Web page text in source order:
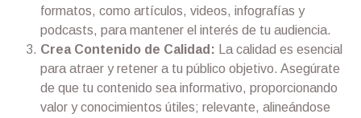
formatos, como artículos, videos, infografías y
podcasts, para mantener el interés de tu audiencia.
Crea Contenido de Calidad: La calidad es esencial
para atraer y retener a tu público objetivo. Asegúrate
de que tu contenido sea informativo, proporcionando
valor y conocimientos útiles; relevante, alineándose